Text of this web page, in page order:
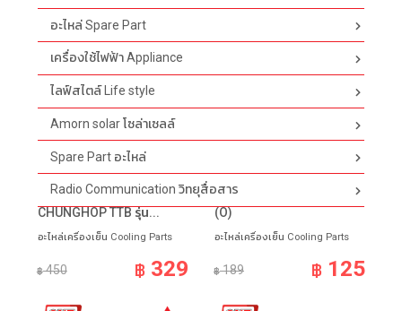
อะไหล่ Spare Part
เครื่องใช้ไฟฟ้า Appliance
ไลฟ์สไตล์ Life style
Amorn solar โซล่าเซลล์
Spare Part อะไหล่
Radio Communication วิทยุสื่อสาร
รีโมท AIR Universal
CHUNGHOP TTB รุ่น...
อะไหล่เครื่องเย็น Cooling Parts
฿450 ฿ 329
ไบเมนทอล ตู้เย็น ชมพู-ฟ้า
(O)
อะไหล่เครื่องเย็น Cooling Parts
฿189 ฿ 125